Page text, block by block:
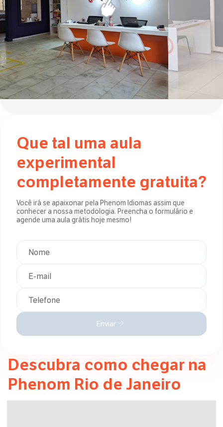
Que tal uma aula
experimental
completamente gratuita?
Você irá se apaixonar pela Phenom Idiomas assim que
conhecer a nossa metodologia. Preencha o formulário e
agende uma aula grátis hoje mesmo!
Nome
E-mail
Telefone
Enviar
Descubra como chegar na
Phenom Rio de Janeiro